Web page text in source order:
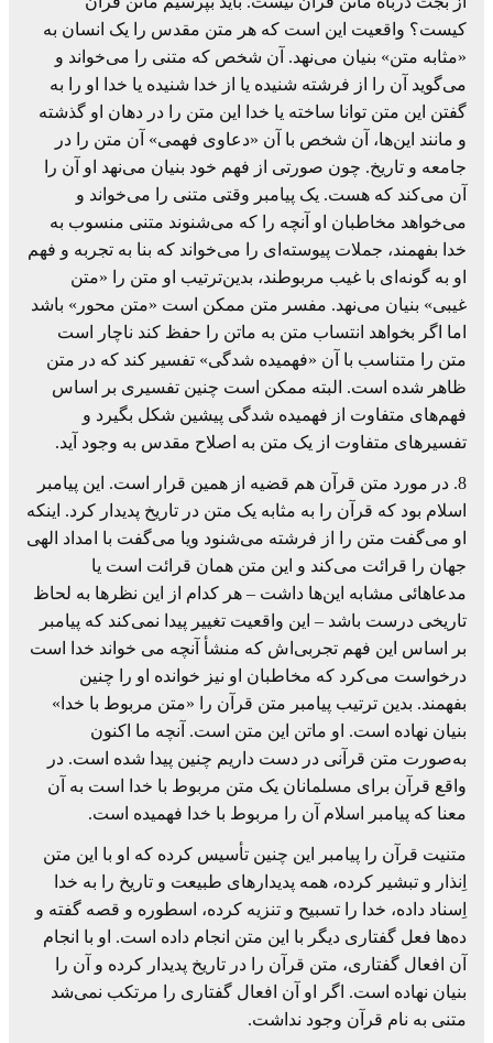
کیست؟ واقعیت این است که هر متن مقدس را یک انسان به
«مثابه متن» بنیان می‌نهد. آن شخص که متنی را می‌خواند و
می‌گوید آن را از فرشته شنیده یا از خدا شنیده یا خدا او را به
گفتن این متن توانا ساخته یا خدا این متن را در دهان او گذشته
و مانند این‌ها، آن شخص با آن «دعاوی فهمی» آن متن را در
جامعه و تاریخ. چون صورتی از فهم خود بنیان می‌نهد او آن را
آن می‌کند که هست. یک پیامبر وقتی متنی را می‌خواند و
می‌خواهد مخاطبان او آنچه را که می‌شنوند متنی منسوب به
خدا بفهمند، جملات پیوسته‌ای را می‌خواند که بنا به تجربه و فهم
او به گونه‌ای با غیب مربوطند، بدین‌ترتیب او متن را «متن
غیبی» بنیان می‌نهد. مفسر متن ممکن است «متن محور» باشد
اما اگر بخواهد انتساب متن به ماتن را حفظ کند ناچار است
متن را متناسب با آن «فهمیده شدگی» تفسیر کند که در متن
ظاهر شده است. البته ممکن است چنین تفسیری بر اساس
فهم‌های متفاوت از فهمیده شدگی پیشین شکل بگیرد و
تفسیرهای متفاوت از یک متن به اصلاح مقدس به وجود آید.
8. در مورد متن قرآن هم قضیه از همین قرار است. این پیامبر
اسلام بود که قرآن را به مثابه یک متن در تاریخ پدیدار کرد. اینکه
او می‌گفت متن را از فرشته می‌شنود ویا می‌گفت با امداد الهی
جهان را قرائت می‌کند و این متن همان قرائت است یا
مدعاهائی مشابه این‌ها داشت – هر کدام از این نظرها به لحاظ
تاریخی درست باشد – این واقعیت تغییر پیدا نمی‌کند که پیامبر
بر اساس این فهم تجربی‌اش که منشأ آنچه می خواند خدا است
درخواست می‌کرد که مخاطبان او نیز ‌خوانده او را چنین
بفهمند. بدین ترتیب پیامبر متن قرآن را «متن مربوط با خدا»
بنیان نهاده است. او ماتن این متن است. آنچه ما اکنون
به‌صورت متن قرآنی در دست داریم چنین پیدا شده است. در
واقع قرآن برای مسلمانان یک متن مربوط با خدا است به آن
معنا که پیامبر اسلام آن را مربوط با خدا فهمیده است.
متنیت قرآن را پیامبر این چنین تأسیس کرده که او با این متن
اِنذار و تبشیر کرده، همه پدیدارهای طبیعت و تاریخ را به خدا
اِسناد داده، خدا را تسبیح و تنزیه کرده، اسطوره و قصه گفته و
ده‌ها فعل گفتاری دیگر با این متن انجام داده است. او با انجام
آن افعال گفتاری، متن قرآن را در تاریخ پدیدار کرده و آن را
بنیان نهاده است. اگر او آن افعال گفتاری را مرتکب نمی‌شد
متنی به نام قرآن وجود نداشت.